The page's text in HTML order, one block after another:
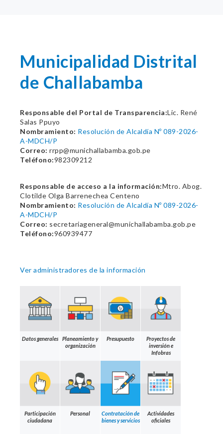
Municipalidad Distrital
de Challabamba
Responsable del Portal de Transparencia:Lic. René
Salas Ppuyo
Nombramiento: Resolución de Alcaldía Nº 089-2026-
A-MDCH/P
Correo: rrpp@munichallabamba.gob.pe
Teléfono:982309212
Responsable de acceso a la información:Mtro. Abog.
Clotilde Olga Barrenechea Centeno
Nombramiento: Resolución de Alcaldía Nº 089-2026-
A-MDCH/P
Correo: secretariageneral@munichallabamba.gob.pe
Teléfono:960939477
Ver administradores de la información
Datos generales
Planeamiento y
organización
Presupuesto
Proyectos de
inversión e
Infobras
Participación
ciudadana
Personal
Contratación de
bienes y servicios
Actividades
oficiales